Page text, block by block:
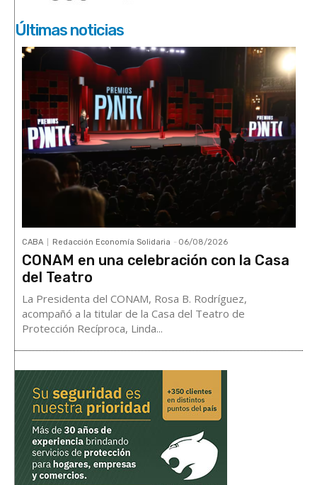
Últimas noticias
CABA Redacción Economía Solidaria - 06/08/2026
CONAM en una celebración con la Casa
del Teatro
La Presidenta del CONAM, Rosa B. Rodríguez,
acompañó a la titular de la Casa del Teatro de
Protección Recíproca, Linda...